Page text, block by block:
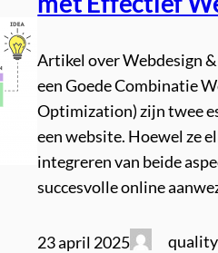
Artikel over Webdesign &
een Goede Combinatie
Optimization) zijn twee
een website. Hoewel ze
integreren van beide
succesvolle online
23 april 2025